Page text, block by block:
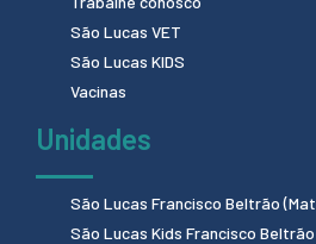
São Lucas VET
São Lucas KIDS
Vacinas
Unidades
São Lucas Francisco Beltrão
São Lucas Kids Francisco Beltrão